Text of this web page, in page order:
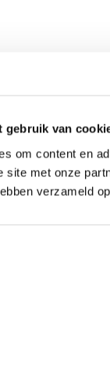
gebruik van
om content en
site met onze
verzameld